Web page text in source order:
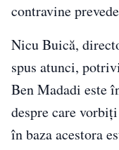
contravine
Nicu Buică,
spus atunci,
Ben Madadi este
despre care
în baza acestora